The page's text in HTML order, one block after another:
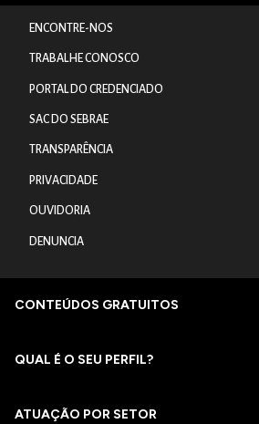
ENCONTRE-NOS
TRABALHE CONOSCO
PORTAL DO CREDENCIADO
SAC DO SEBRAE
TRANSPARÊNCIA
PRIVACIDADE
OUVIDORIA
DENUNCIA
CONTEÚDOS GRATUITOS
QUAL É O SEU PERFIL?
ATUAÇÃO POR SETOR